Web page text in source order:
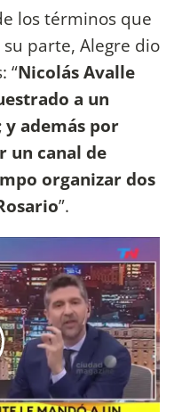
los términos que
parte, Alegre dio
“Nicolás Avalle
a un
además por
un canal de
organizar dos
”.